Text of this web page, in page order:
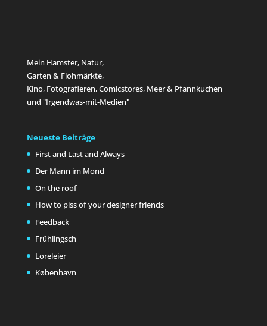
Mein Hamster, Natur,
Garten & Flohmärkte,
Kino, Fotografieren, Comicstores, Meer & Pfannkuchen
und "Irgendwas-mit-Medien"
Neueste Beiträge
First and Last and Always
Der Mann im Mond
On the roof
How to piss of your designer friends
Feedback
Frühlingsch
Loreleier
København